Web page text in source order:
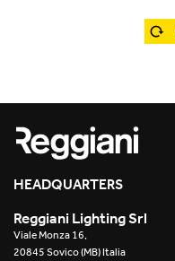
Yori Surface Base
Yori Surface/Pendant
Envios IP66
Retail
Showrooms
HEADQUARTERS
Reggiani Lighting Srl
Viale Monza 16,
20845 Sovico (MB) Italia